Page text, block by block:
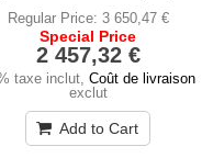
Regular Price: 3 650,47 €
Special Price
2 457,32 €
taxe inclut, Coût de livraison
exclut
Add to Cart